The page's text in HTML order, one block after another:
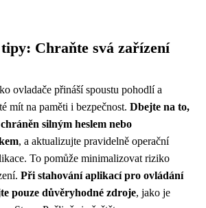
Chraňte svá zařízení
ovladače přináší spoustu pohodlí a
mít na paměti i bezpečnost. Dbejte na to,
silným heslem nebo
, a aktualizujte pravidelně operační
To pomůže minimalizovat riziko
Při stahování aplikací pro ovládání
pouze důvěryhodné zdroje, jako je